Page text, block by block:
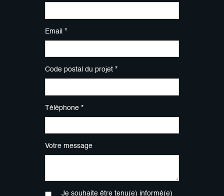
Email *
Code postal du projet *
Téléphone *
Votre message
Je souhaite être tenu(e) informé(e)